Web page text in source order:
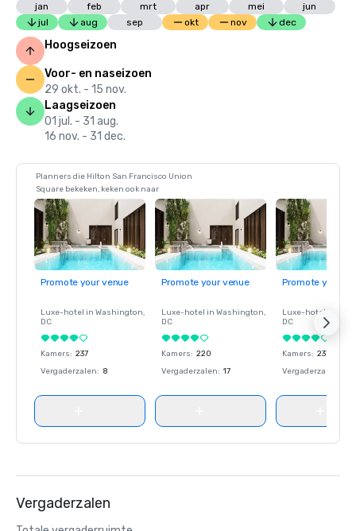
jan feb mrt apr mei
jun
jul
aug sep okt nov dec
Hoogseizoen
Voor- en naseizoen
29 okt. - 15 nov.
Laagseizoen
01 jul. - 31 aug.
16 nov. - 31 dec.
Planners die Hilton San Francisco Union
Square bekeken, keken ook naar
Promote your venue
Luxe-hotel in Washington,
DC
Kamers: 237
Vergaderzalen: 8
Promote your venue
Luxe-hotel in Washington,
DC
Kamers: 220
Vergaderzalen: 17
Promote your
Luxe-hotel in
DC
Kamers: 237
Vergaderzalen
Vergaderzalen